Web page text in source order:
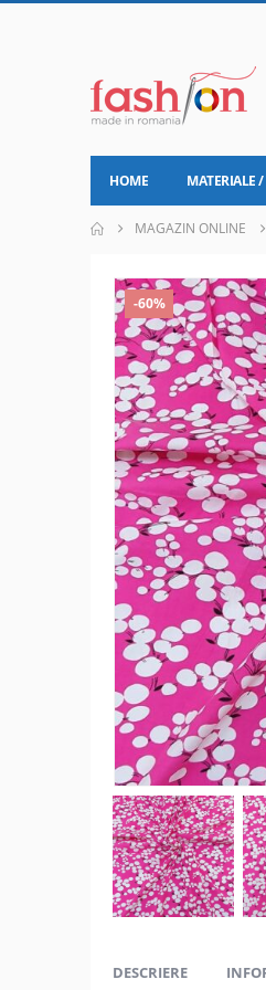
HOME MATERIALE /
MAGAZIN ONLINE
-60%
DESCRIERE